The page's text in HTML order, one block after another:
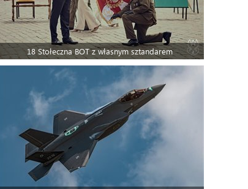
18 Stołeczna BOT z własnym sztandarem